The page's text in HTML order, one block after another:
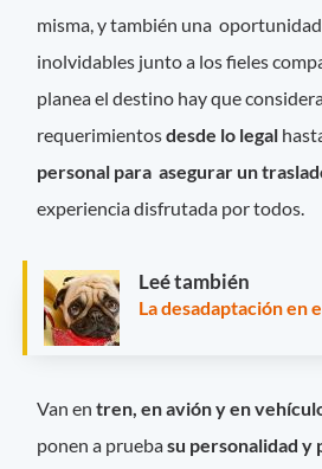
misma, y también una
inolvidables junto a los fieles
planea el destino hay que
requerimientosdesde lo legal
personal para asegurar un
experiencia disfrutada por todos.
Leé también
La desadaptación en
Van entren, en avión y en
ponen a pruebasu personalidad y